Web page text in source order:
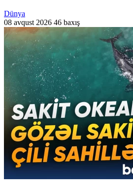
Dünya
08 avqust 2026 46 baxış